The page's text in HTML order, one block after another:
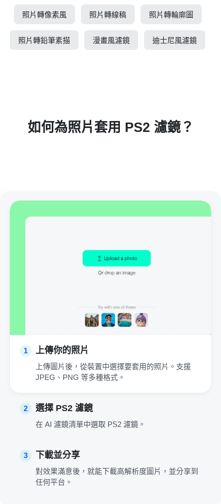
照片轉像素風 照片轉線稿 照片轉輪廓圖
照片轉鉛筆素描 漫畫風濾鏡 迪士尼風濾鏡
如何為照片套用 PS2 濾鏡？
1 上傳你的照片
上傳圖片後，從裝置中選擇要套用的照片。支援
JPEG、PNG 等多種格式。
2 選擇 PS2 濾鏡
在 AI 濾鏡清單中選取 PS2 濾鏡。
3 下載並分享
對效果滿意後，就能下載高解析度圖片，並分享到
任何平台。